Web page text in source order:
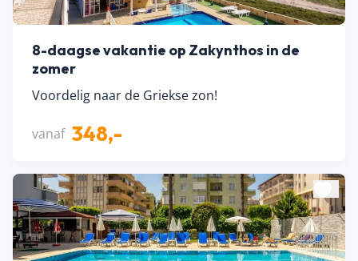
8-daagse vakantie op Zakynthos in de
zomer
Voordelig naar de Griekse zon!
vanaf 348,-